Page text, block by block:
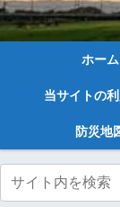
ホーム
当サイトの
防災地